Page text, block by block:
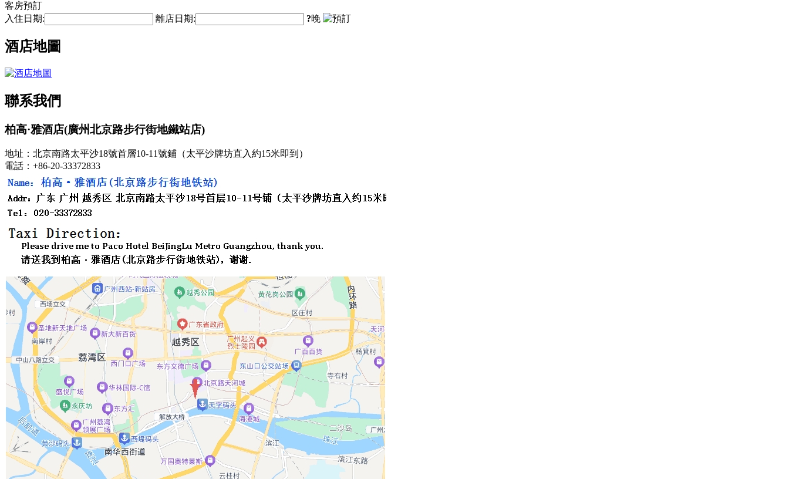
客房預訂
入住日期:
離店日期: ?晚
酒店地圖
聯系我們
柏高·雅酒店(廣州北京路步行街地鐵站店)
地址：北京南路太平沙18號首層10-11號鋪（太平沙牌坊直入約15米即到）
電話：+86-20-33372833